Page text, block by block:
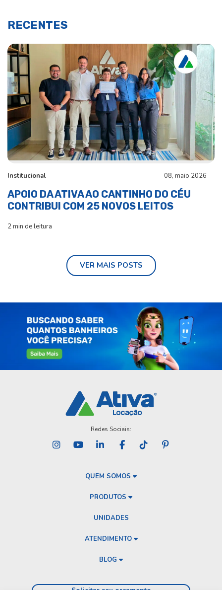
RECENTES
Institucional 08, maio 2026
APOIO DA ATIVA AO CANTINHO DO CÉU
CONTRIBUI COM 25 NOVOS LEITOS
2 min de leitura
VER MAIS POSTS
Redes Sociais:
QUEM SOMOS
PRODUTOS
UNIDADES
ATENDIMENTO
BLOG